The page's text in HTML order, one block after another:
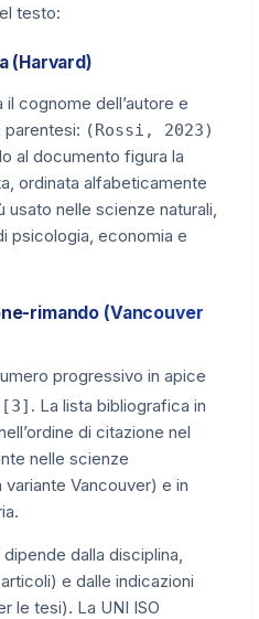
testo:
(Harvard)
cognome dell’autore e
parentesi: (Rossi, 2023)
al documento figura la
ordinata alfabeticamente
usato nelle scienze naturali,
psicologia, economia e
rimando (Vancouver
progressivo in apice
[3] . La lista bibliografica in
di citazione nel
nelle scienze
Vancouver) e in
dalla disciplina,
e dalle indicazioni
le tesi). La UNI ISO